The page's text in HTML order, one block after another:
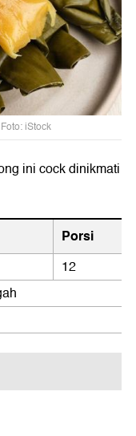
iStock
ini cock dinikmati
Porsi
12